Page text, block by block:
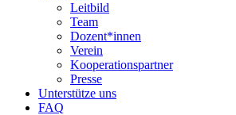
Leitbild
Team
Dozent*innen
Verein
Kooperationspartner
Presse
Unterstütze uns
FAQ